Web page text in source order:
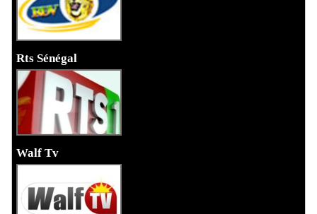
Rts Sénégal
Walf Tv